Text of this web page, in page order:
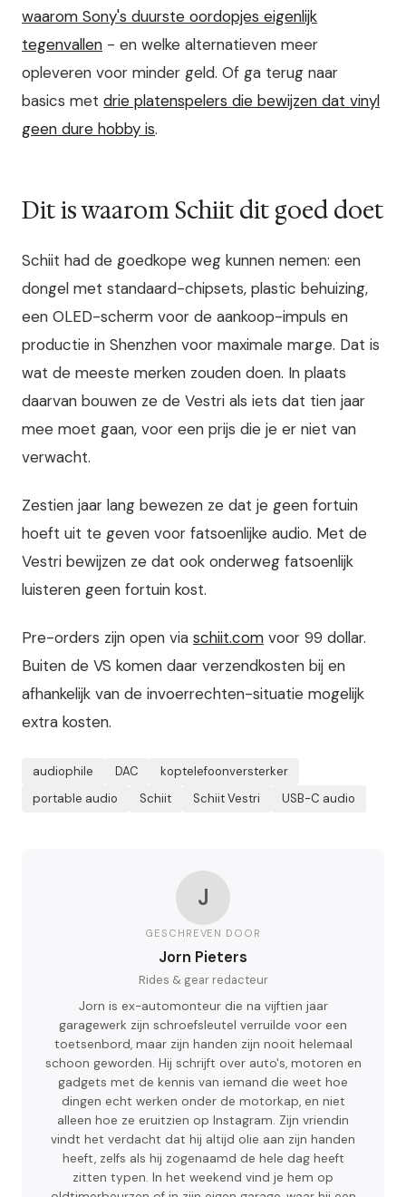
waarom Sony's duurste oordopjes eigenlijk
tegenvallen - en welke alternatieven meer
opleveren voor minder geld. Of ga terug naar
basics met drie platenspelers die bewijzen dat vinyl
geen dure hobby is.
Dit is waarom Schiit dit goed doet
Schiit had de goedkope weg kunnen nemen: een
dongel met standaard-chipsets, plastic behuizing,
een OLED-scherm voor de aankoop-impuls en
productie in Shenzhen voor maximale marge. Dat is
wat de meeste merken zouden doen. In plaats
daarvan bouwen ze de Vestri als iets dat tien jaar
mee moet gaan, voor een prijs die je er niet van
verwacht.
Zestien jaar lang bewezen ze dat je geen fortuin
hoeft uit te geven voor fatsoenlijke audio. Met de
Vestri bewijzen ze dat ook onderweg fatsoenlijk
luisteren geen fortuin kost.
Pre-orders zijn open via schiit.com voor 99 dollar.
Buiten de VS komen daar verzendkosten bij en
afhankelijk van de invoerrechten-situatie mogelijk
extra kosten.
audiophile DAC
koptelefoonversterker
portable audio
Schiit Schiit Vestri USB-C audio
J
GESCHREVEN DOOR
Jorn Pieters
Rides & gear redacteur
Jorn is ex-automonteur die na vijftien jaar
garagewerk zijn schroefsleutel verruilde voor een
toetsenbord, maar zijn handen zijn nooit helemaal
schoon geworden. Hij schrijft over auto's, motoren en
gadgets met de kennis van iemand die weet hoe
dingen echt werken onder de motorkap, en niet
alleen hoe ze eruitzien op Instagram. Zijn vriendin
vindt het verdacht dat hij altijd olie aan zijn handen
heeft, zelfs als hij zogenaamd de hele dag heeft
zitten typen. In het weekend vind je hem op